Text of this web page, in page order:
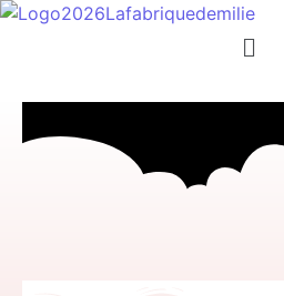
Menu